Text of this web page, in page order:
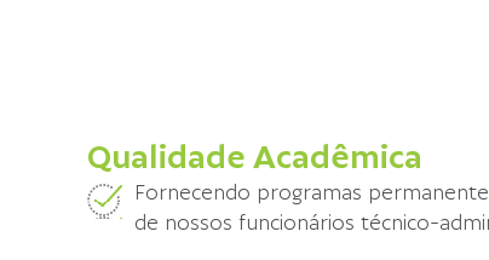
Qualidade Acadêmica
Fornecendo programas
de nossos funcionários técnico-